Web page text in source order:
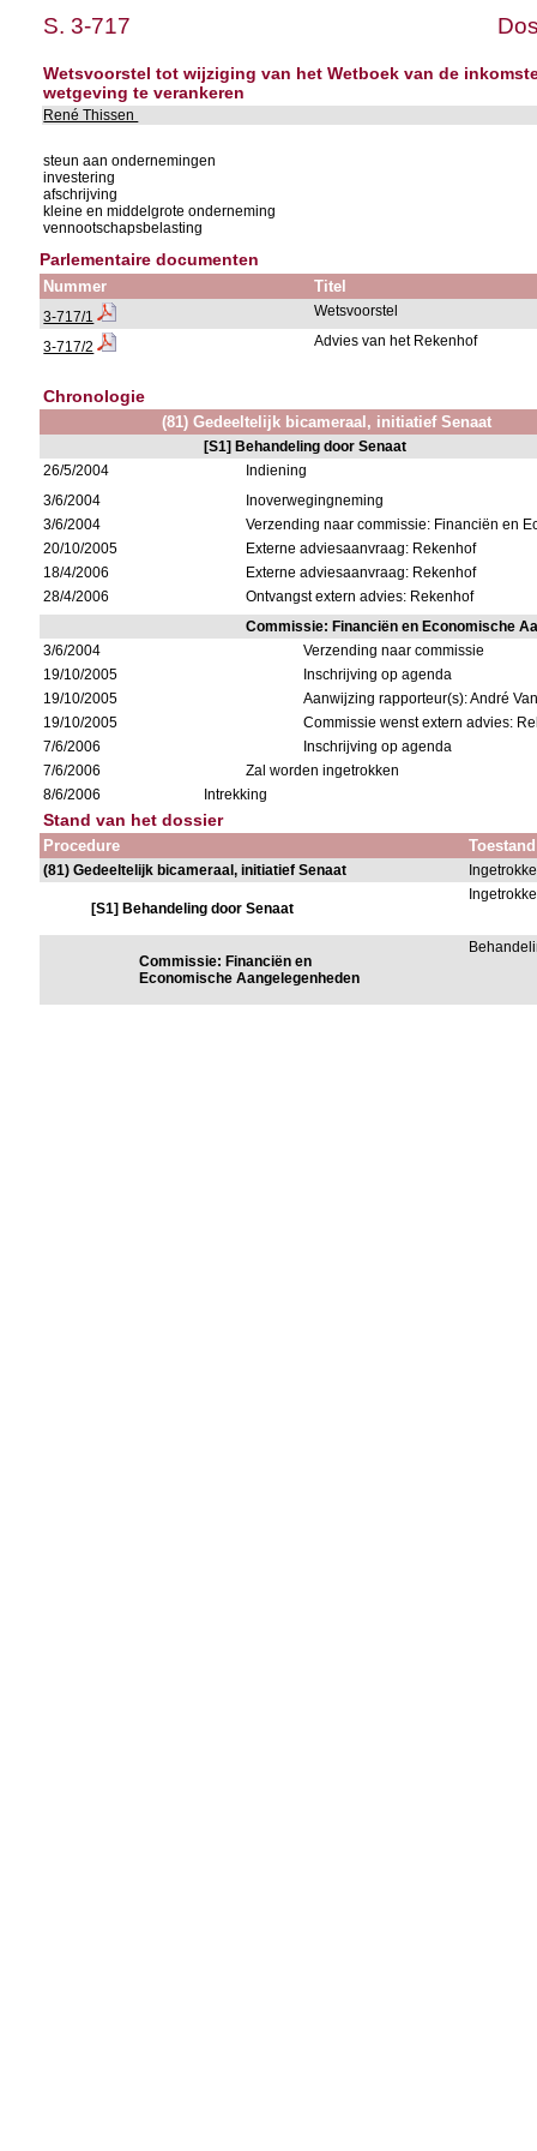
S. 3-717
Wetsvoorstel tot wijziging van het Wetboek van de
wetgeving te verankeren
René Thissen
steun aan ondernemingen
investering
afschrijving
kleine en middelgrote onderneming
vennootschapsbelasting
Parlementaire documenten
Nummer Titel
3-717/1 Wetsvoorstel
3-717/2 Advies van het Rekenhof
Chronologie
(81) Gedeeltelijk bicameraal, initiatief Senaat
[S1] Behandeling door Senaat
26/5/2004
Indiening
3/6/2004
Inoverwegingneming
3/6/2004
Verzending naar commissie: Financiën en
20/10/2005
Externe adviesaanvraag: Rekenhof
18/4/2006
Externe adviesaanvraag: Rekenhof
28/4/2006
Ontvangst extern advies: Rekenhof
Commissie: Financiën en Economische
3/6/2004
Verzending naar commissie
19/10/2005
Inschrijving op agenda
19/10/2005
Aanwijzing rapporteur(s): André
19/10/2005
Commissie wenst extern advies:
7/6/2006
Inschrijving op agenda
7/6/2006
Zal worden ingetrokken
8/6/2006
Intrekking
Stand van het dossier
Procedure Toestand
(81) Gedeeltelijk bicameraal, initiatief Senaat
[S1] Behandeling door Senaat
Commissie: Financiën en
Economische Aangelegenheden